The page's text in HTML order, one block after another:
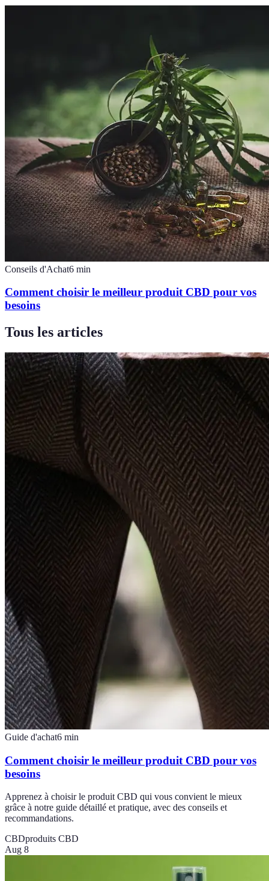
Conseils d'Achat6 min
Comment choisir le meilleur produit CBD pour vos
besoins
Tous les articles
Guide d'achat6 min
Comment choisir le meilleur produit CBD pour vos
besoins
Apprenez à choisir le produit CBD qui vous convient le mieux
grâce à notre guide détaillé et pratique, avec des conseils et
recommandations.
CBDproduits CBD
Aug 8